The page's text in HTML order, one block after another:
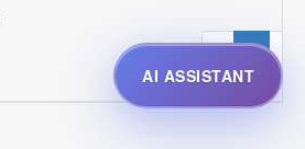
‹
1
AI ASSISTANT